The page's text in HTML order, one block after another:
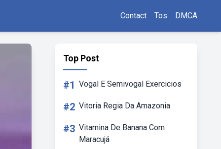
Contact Tos DMCA
Top Post
#1 Vogal E Semivogal Exercicios
#2 Vitoria Regia Da Amazonia
#3 Vitamina De Banana Com
Maracujá